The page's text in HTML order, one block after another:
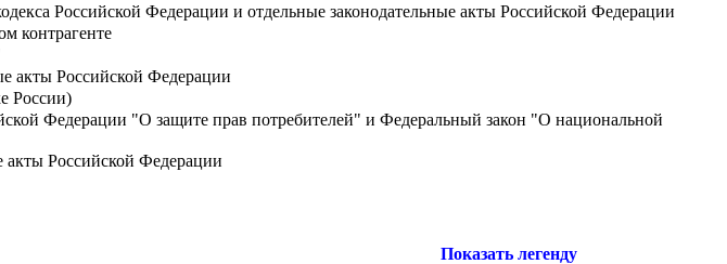
Российской Федерации и отдельные законодательные акты Российской Федерации
контрагенте
акты Российской Федерации
России)
Федерации "О защите прав потребителей" и Федеральный закон "О национальной
акты Российской Федерации
Показать легенду